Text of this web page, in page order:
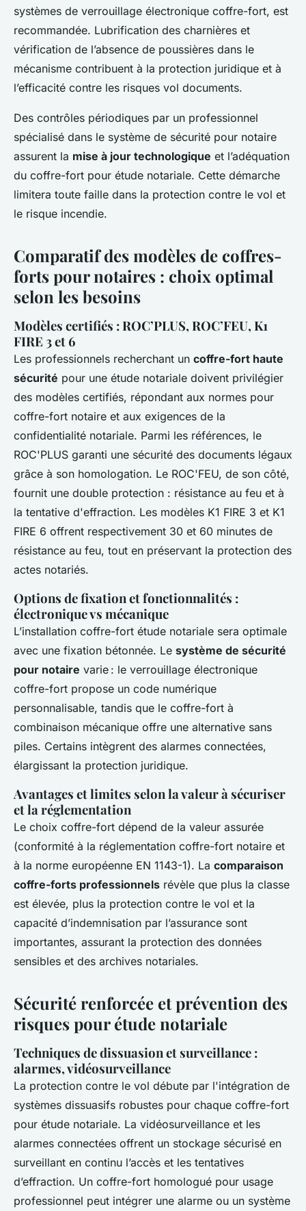
systèmes de verrouillage électronique coffre-fort, est
recommandée. Lubrification des charnières et
vérification de l’absence de poussières dans le
mécanisme contribuent à la protection juridique et à
l’efficacité contre les risques vol documents.
Des contrôles périodiques par un professionnel
spécialisé dans le système de sécurité pour notaire
assurent la mise à jour technologique et l’adéquation
du coffre-fort pour étude notariale. Cette démarche
limitera toute faille dans la protection contre le vol et
le risque incendie.
Comparatif des modèles de coffres-
forts pour notaires : choix optimal
selon les besoins
Modèles certifiés : ROC’PLUS, ROC’FEU, K1
FIRE 3 et 6
Les professionnels recherchant un coffre-fort haute
sécurité pour une étude notariale doivent privilégier
des modèles certifiés, répondant aux normes pour
coffre-fort notaire et aux exigences de la
confidentialité notariale. Parmi les références, le
ROC'PLUS garanti une sécurité des documents légaux
grâce à son homologation. Le ROC'FEU, de son côté,
fournit une double protection : résistance au feu et à
la tentative d'effraction. Les modèles K1 FIRE 3 et K1
FIRE 6 offrent respectivement 30 et 60 minutes de
résistance au feu, tout en préservant la protection des
actes notariés.
Options de fixation et fonctionnalités :
électronique vs mécanique
L’installation coffre-fort étude notariale sera optimale
avec une fixation bétonnée. Le système de sécurité
pour notaire varie : le verrouillage électronique
coffre-fort propose un code numérique
personnalisable, tandis que le coffre-fort à
combinaison mécanique offre une alternative sans
piles. Certains intègrent des alarmes connectées,
élargissant la protection juridique.
Avantages et limites selon la valeur à sécuriser
et la réglementation
Le choix coffre-fort dépend de la valeur assurée
(conformité à la réglementation coffre-fort notaire et
à la norme européenne EN 1143-1). La comparaison
coffre-forts professionnels révèle que plus la classe
est élevée, plus la protection contre le vol et la
capacité d’indemnisation par l’assurance sont
importantes, assurant la protection des données
sensibles et des archives notariales.
Sécurité renforcée et prévention des
risques pour étude notariale
Techniques de dissuasion et surveillance :
alarmes, vidéosurveillance
La protection contre le vol débute par l'intégration de
systèmes dissuasifs robustes pour chaque coffre-fort
pour étude notariale. La vidéosurveillance et les
alarmes connectées offrent un stockage sécurisé en
surveillant en continu l’accès et les tentatives
d’effraction. Un coffre-fort homologué pour usage
professionnel peut intégrer une alarme ou un système